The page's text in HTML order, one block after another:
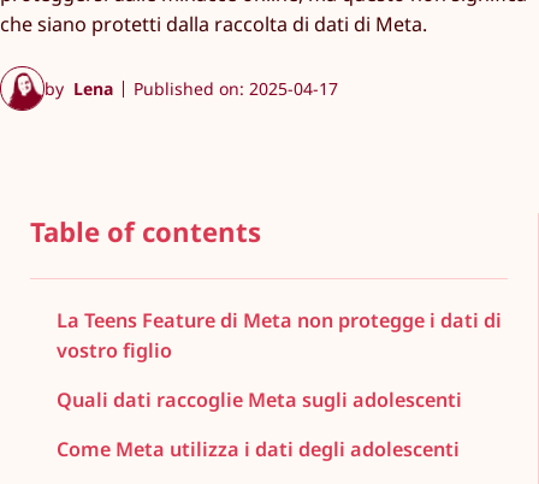
che siano protetti dalla raccolta di dati di Meta.
by Lena Published on: 2025-04-17
Table of contents
La Teens Feature di Meta non protegge i dati di
vostro figlio
Quali dati raccoglie Meta sugli adolescenti
Come Meta utilizza i dati degli adolescenti